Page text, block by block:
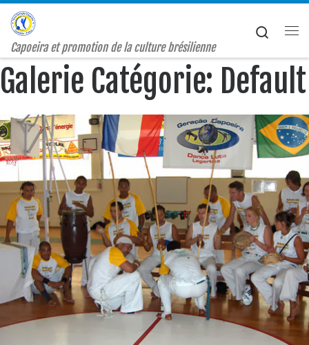
Passer au contenu
Capoeira et promotion de la culture brésilienne
Search
Galerie Catégorie: Default